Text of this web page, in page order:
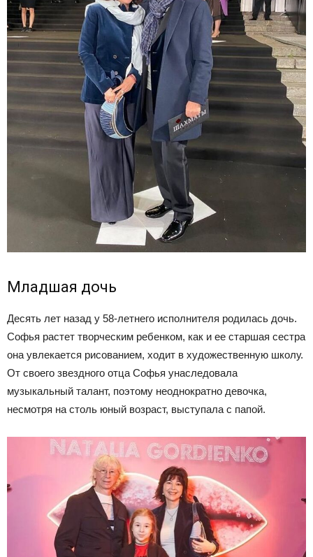
Младшая дочь
Десять лет назад у 58-летнего исполнителя родилась дочь.
Софья растет творческим ребенком, как и ее старшая сестра
она увлекается рисованием, ходит в художественную школу.
От своего звездного отца Софья унаследовала
музыкальный талант, поэтому неоднократно девочка,
несмотря на столь юный возраст, выступала с папой.